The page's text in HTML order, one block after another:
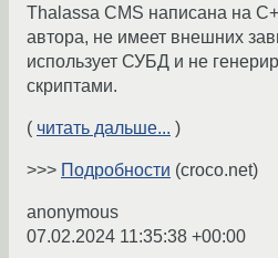
Thalassa CMS написана на
автора, не имеет внешних
использует СУБД и не
скриптами.
( читать дальше... )
>>> Подробности (croco.net)
anonymous
07.02.2024 11:35:38 +00:00